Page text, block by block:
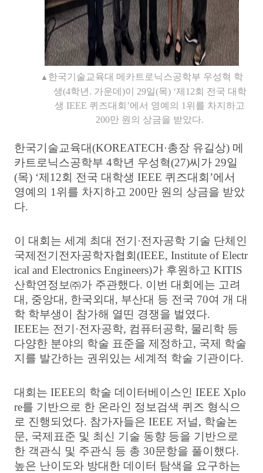
▲ 한국기술교육대 메카트로닉스공학부 우성혁 학
생(4학년 . 가운데 )이 29일(목) ‘제 12회 전국 대학
생 IEEE 퀴즈대회 ’에서 영예의 1 위를 차지하고
200만 원의 상금을 받았다.
한국기술교육대(KOREATECH·총장 유길상) 메
카트로닉스공학부 4학년 우성혁(27)씨가 29일
(목) ‘제 12회 전국 대학생 IEEE 퀴즈대회 ’에서
영예의 1위를 차지하고 200만 원의 상금을 받았
다.
이 대회는 세계 최대 전기 ·전자공학 기술 단체인
국제전기전자공학자협회 (IEEE, Institute of Electr
ical and Electronics Engineers)가 후원하고 KITIS
산학연정보㈜가 주관했다. 이번 대회에는 고려
대 , 중앙대 , 한국외대 , 부산대 등 전국 70여 개 대
학 학부생이 참가해 열띤 경쟁을 벌였다.
IEEE는 전기 ·전자공학, 컴퓨터공학, 물리학 등
다양한 분야의 학술 표준을 제정하고, 국제 학술
지를 발간하는 권위있는 세계적 학술 기관이다.
대회는 IEEE의 학술 데이터베이스인 IEEE Xplo
re를 기반으로 한 온라인 정보검색 퀴즈 형식으
로 진행되었다. 참가자들은 IEEE 저널, 학술논
문, 국제표준 및 최신 기술 동향 등을 기반으로
한 객관식 및 주관식 등 총 30문항을 풀이했다.
높은 난이도와 방대한 데이터 탐색을 요구하는